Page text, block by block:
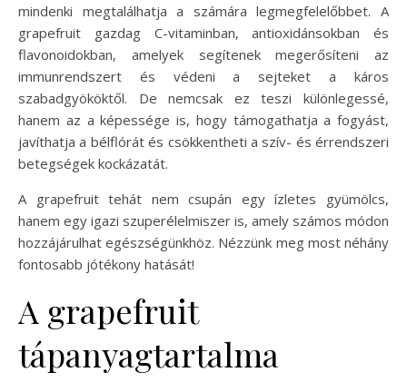
mindenki megtalálhatja a számára legmegfelelőbbet. A
grapefruit gazdag C-vitaminban, antioxidánsokban és
flavonoidokban, amelyek segítenek megerősíteni az
immunrendszert és védeni a sejteket a káros
szabadgyököktől. De nemcsak ez teszi különlegessé,
hanem az a képessége is, hogy támogathatja a fogyást,
javíthatja a bélflórát és csökkentheti a szív- és érrendszeri
betegségek kockázatát.
A grapefruit tehát nem csupán egy ízletes gyümölcs,
hanem egy igazi szuperélelmiszer is, amely számos módon
hozzájárulhat egészségünkhöz. Nézzünk meg most néhány
fontosabb jótékony hatását!
A grapefruit
tápanyagtartalma